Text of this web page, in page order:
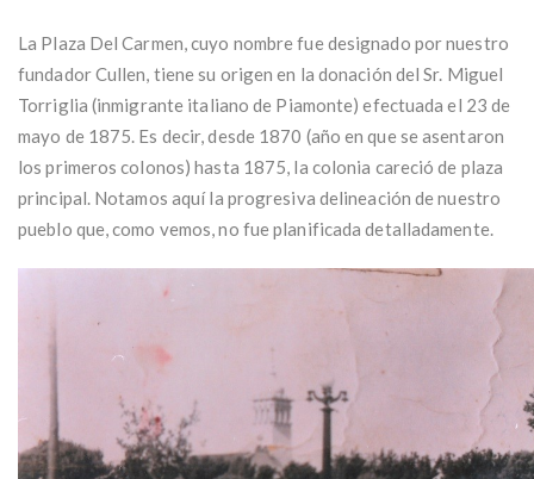
La Plaza Del Carmen, cuyo nombre fue designado por nuestro
fundador Cullen, tiene su origen en la donación del Sr. Miguel
Torriglia (inmigrante italiano de Piamonte) efectuada el 23 de
mayo de 1875. Es decir, desde 1870 (año en que se asentaron
los primeros colonos) hasta 1875, la colonia careció de plaza
principal. Notamos aquí la progresiva delineación de nuestro
pueblo que, como vemos, no fue planificada detalladamente.